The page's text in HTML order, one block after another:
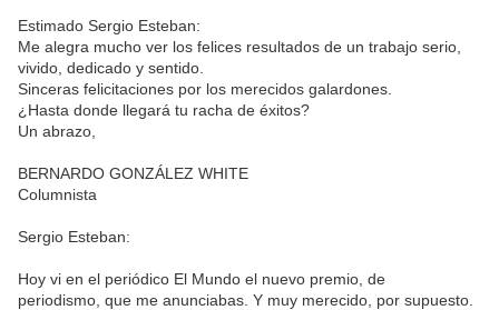
Estimado Sergio Esteban:
Me alegra mucho ver los felices resultados de un trabajo serio,
vivido, dedicado y sentido.
Sinceras felicitaciones por los merecidos galardones.
¿Hasta donde llegará tu racha de éxitos?
Un abrazo,
BERNARDO GONZÁLEZ WHITE
Columnista
Sergio Esteban:
Hoy vi en el periódico El Mundo el nuevo premio, de
periodismo, que me anunciabas. Y muy merecido, por supuesto.